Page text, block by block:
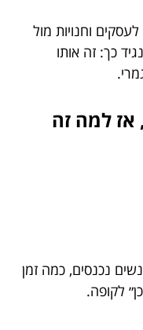
וחנויות מול
כך: זה אותו
אז למה זה
נכנסים, כמה זמן
לקופה.